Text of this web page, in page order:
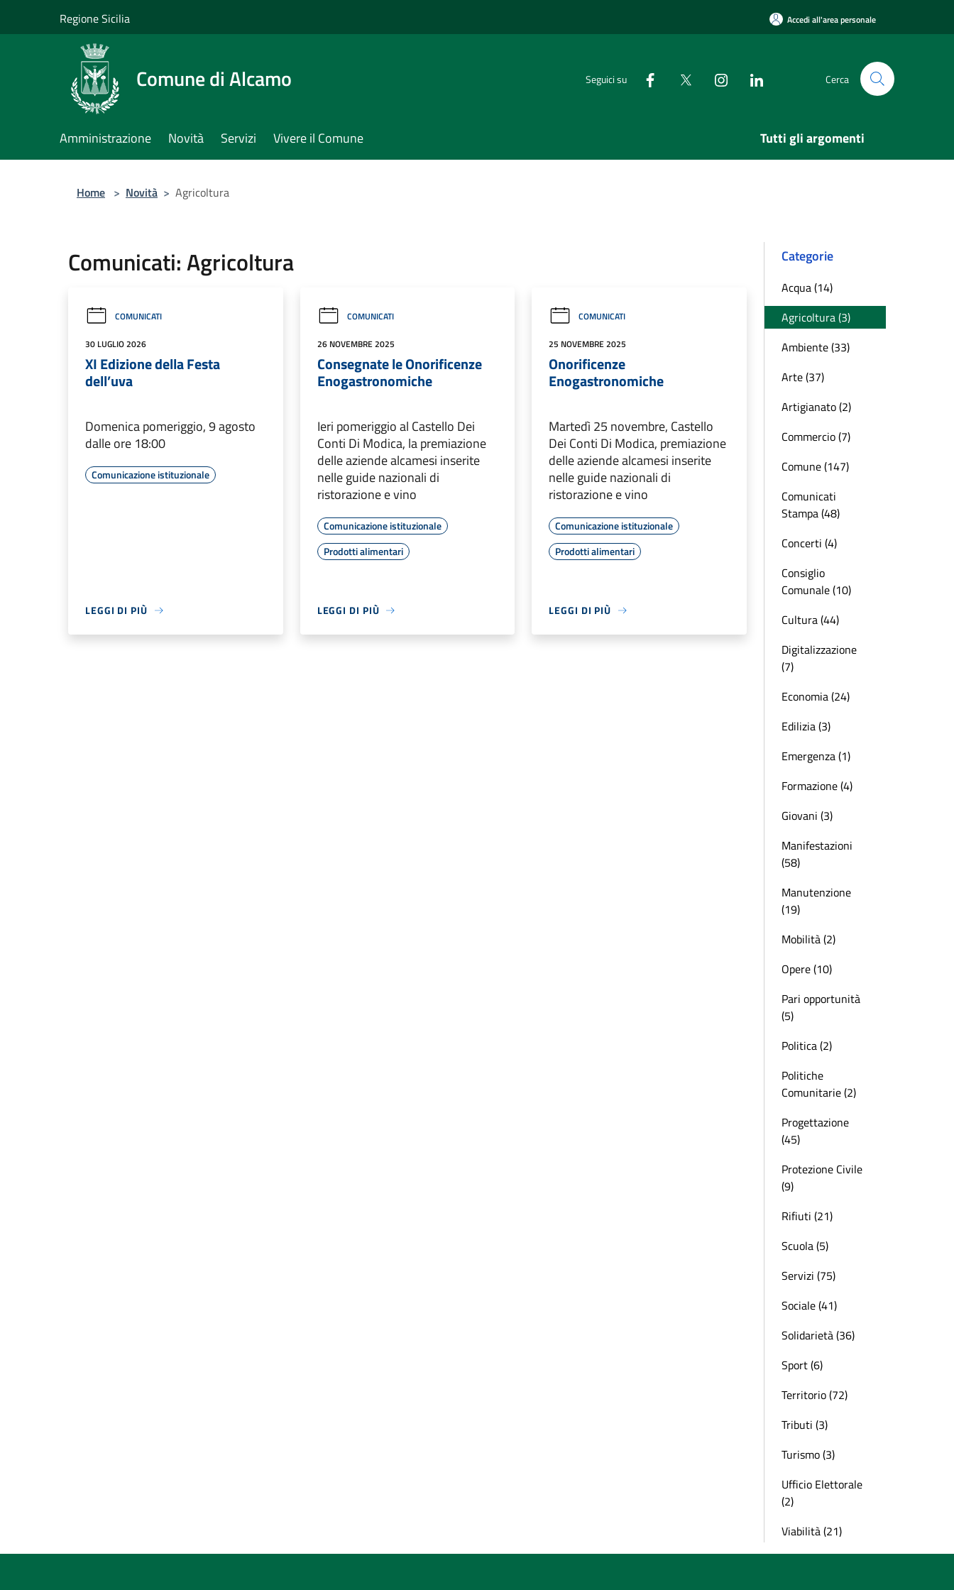
Regione Sicilia Accedi all'area personale
Comune di Alcamo Seguici su Cerca
Amministrazione Novità Servizi Vivere il Comune Tutti gli argomenti
Home > Novità > Agricoltura
Comunicati: Agricoltura
COMUNICATI
30 LUGLIO 2026
XI Edizione della Festa
dell’uva
Domenica pomeriggio, 9 agosto
dalle ore 18:00
Comunicazione istituzionale
LEGGI DI PIÙ
COMUNICATI
26 NOVEMBRE 2025
Consegnate le Onorificenze
Enogastronomiche
Ieri pomeriggio al Castello Dei
Conti Di Modica, la premiazione
delle aziende alcamesi inserite
nelle guide nazionali di
ristorazione e vino
Comunicazione istituzionale
Prodotti alimentari
LEGGI DI PIÙ
COMUNICATI
25 NOVEMBRE 2025
Onorificenze
Enogastronomiche
Martedì 25 novembre, Castello
Dei Conti Di Modica, premiazione
delle aziende alcamesi inserite
nelle guide nazionali di
ristorazione e vino
Comunicazione istituzionale
Prodotti alimentari
LEGGI DI PIÙ
Categorie
Acqua (14)
Agricoltura (3)
Ambiente (33)
Arte (37)
Artigianato (2)
Commercio (7)
Comune (147)
Comunicati
Stampa (48)
Concerti (4)
Consiglio
Comunale (10)
Cultura (44)
Digitalizzazione
(7)
Economia (24)
Edilizia (3)
Emergenza (1)
Formazione (4)
Giovani (3)
Manifestazioni
(58)
Manutenzione
(19)
Mobilità (2)
Opere (10)
Pari opportunità
(5)
Politica (2)
Politiche
Comunitarie (2)
Progettazione
(45)
Protezione Civile
(9)
Rifiuti (21)
Scuola (5)
Servizi (75)
Sociale (41)
Solidarietà (36)
Sport (6)
Territorio (72)
Tributi (3)
Turismo (3)
Ufficio Elettorale
(2)
Viabilità (21)